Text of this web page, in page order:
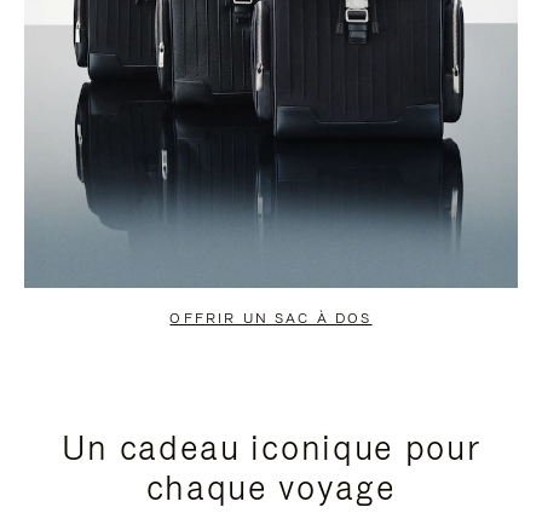
OFFRIR UN SAC À DOS
Un cadeau iconique pour
chaque voyage